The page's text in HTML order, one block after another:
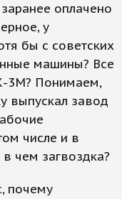
оплачено
у
бы с советских
машины? Все
Понимаем,
выпускал завод
числе и в
чем загвоздка?
почему